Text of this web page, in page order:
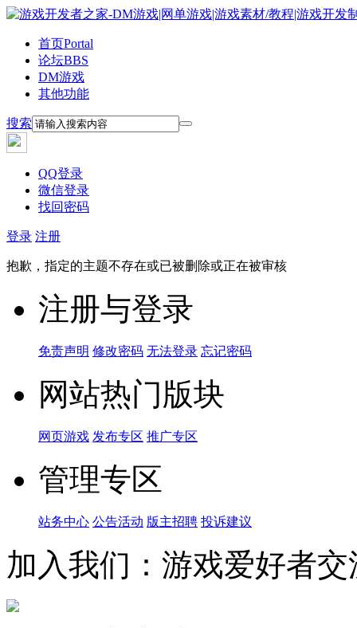
首页Portal
论坛BBS
DM游戏
其他功能
搜索
QQ登录
微信登录
找回密码
登录 注册
抱歉，指定的主题不存在或已被删除或正在被审核
注册与登录
免责声明 修改密码 无法登录 忘记密码
网站热门版块
网页游戏 发布专区 推广专区
管理专区
站务中心 公告活动 版主招聘 投诉建议
加入我们：游戏爱好者交